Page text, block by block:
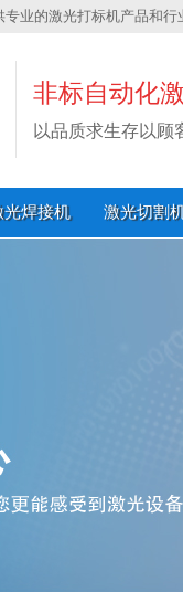
业的激光打标机产品和行
非标自动化
以品质求生存以顾
光焊接机 激光切割